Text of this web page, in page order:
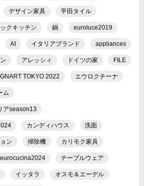
デザイン家具 平田タイル
クキッチン 鍋 euroluce2019
AI イタリアブランド appliances
アレッシィ ドイツの家 FILE
TOKYO 2022 エウロクチーナ
ム
アseason13
カンディハウス 洗面
ン 掃除機 カリモク家具
eurocucina2024 テーブルウェア
イッタラ オスモ＆エーデル